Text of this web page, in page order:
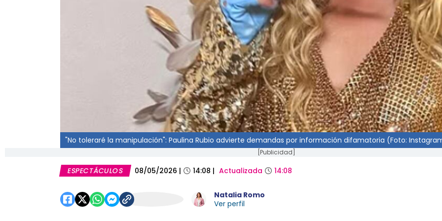
"No toleraré la manipulación": Paulina Rubio advierte demandas por información difamatoria (Foto:
[Publicidad]
ESPECTÁCULOS 08/05/2026 | 14:08 | Actualizada 14:08
Natalia Romo
Ver perfil